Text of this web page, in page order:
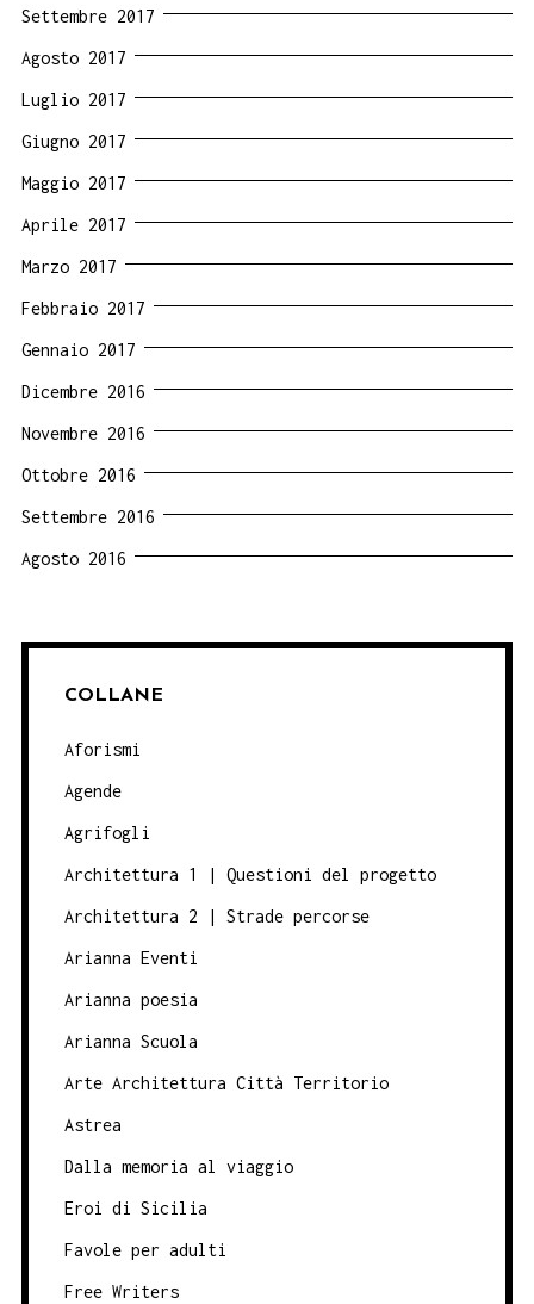
Settembre 2017
Agosto 2017
Luglio 2017
Giugno 2017
Maggio 2017
Aprile 2017
Marzo 2017
Febbraio 2017
Gennaio 2017
Dicembre 2016
Novembre 2016
Ottobre 2016
Settembre 2016
Agosto 2016
COLLANE
Aforismi
Agende
Agrifogli
Architettura 1 | Questioni del progetto
Architettura 2 | Strade percorse
Arianna Eventi
Arianna poesia
Arianna Scuola
Arte Architettura Città Territorio
Astrea
Dalla memoria al viaggio
Eroi di Sicilia
Favole per adulti
Free Writers